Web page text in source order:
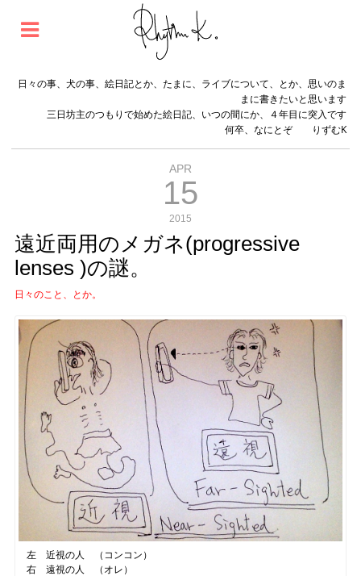
日々の事、犬の事、絵日記とか、たまに、ライブについて、とか、思いのま
まに書きたいと思います
三日坊主のつもりで始めた絵日記、いつの間にか、４年目に突入です
何卒、なにとぞ りずむK
APR
15
2015
遠近両用のメガネ(progressive
lenses )の謎。
日々のこと、とか。
左 近視の人 （コンコン）
右 遠視の人 （オレ）